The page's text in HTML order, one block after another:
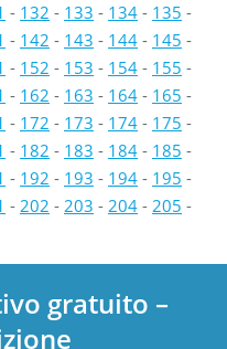
- 132 - 133 - 134 - 135 -
- 142 - 143 - 144 - 145 -
- 152 - 153 - 154 - 155 -
- 162 - 163 - 164 - 165 -
- 172 - 173 - 174 - 175 -
- 182 - 183 - 184 - 185 -
- 192 - 193 - 194 - 195 -
- 202 - 203 - 204 - 205 -
gratuito –